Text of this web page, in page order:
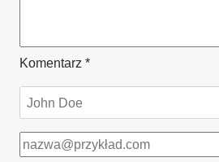
Komentarz *